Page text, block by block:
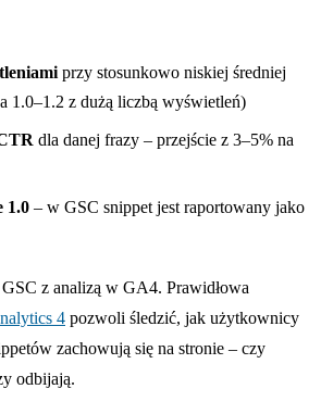
przy stosunkowo niskiej średniej
1.0–1.2 z dużą liczbą wyświetleń)
dla danej frazy – przejście z 3–5% na
1.0 – w GSC snippet jest raportowany jako
GSC z analizą w GA4. Prawidłowa
4 pozwoli śledzić, jak użytkownicy
zachowują się na stronie – czy
odbijają.